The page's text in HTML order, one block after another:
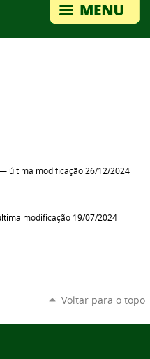
última modificação 26/12/2024
modificação 19/07/2024
Voltar para o topo